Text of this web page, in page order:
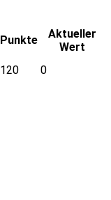
Punkte
Aktueller
Wert
120 0